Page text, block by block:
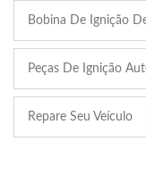
Bobina De Ignição
Peças De Ignição
Repare Seu Veículo